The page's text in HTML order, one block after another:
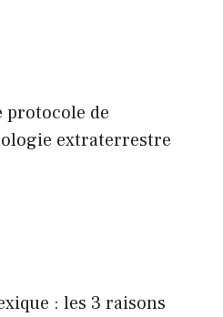
de
extraterrestre
: les 3 raisons